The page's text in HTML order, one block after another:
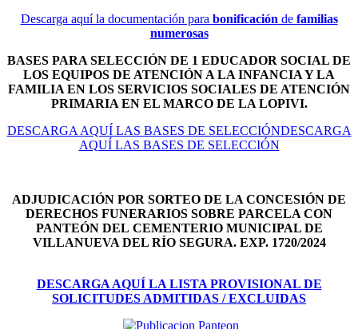
Descarga aquí la documentación para bonificación de familias
numerosas
BASES PARA SELECCIÓN DE 1 EDUCADOR SOCIAL DE
LOS EQUIPOS DE ATENCIÓN A LA INFANCIA Y LA
FAMILIA EN LOS SERVICIOS SOCIALES DE ATENCIÓN
PRIMARIA EN EL MARCO DE LA LOPIVI.
DESCARGA AQUÍ LAS BASES DE SELECCIÓNDESCARGA
AQUÍ LAS BASES DE SELECCIÓN
ADJUDICACIÓN POR SORTEO DE LA CONCESIÓN DE
DERECHOS FUNERARIOS SOBRE PARCELA CON
PANTEÓN DEL CEMENTERIO MUNICIPAL DE
VILLANUEVA DEL RÍO SEGURA. EXP. 1720/2024
DESCARGA AQUÍ LA LISTA PROVISIONAL DE
SOLICITUDES ADMITIDAS / EXCLUIDAS